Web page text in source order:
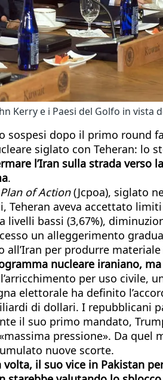
Kerry e i Paesi del Golfo in
dopo il primo round
siglato con Teheran:
l’Iran sulla strada verso
.
of Action(Jcpoa), siglato
Teheran aveva accettato
livelli bassi (3,67%),
un alleggerimento
all’Iran per produrre
nucleare iraniano,
per uso civile,
elettorale ha definito
di dollari. I repubblicani
il suo primo mandato,
pressione». Da quel
nuove scorte.
il suo vice in Pakistan